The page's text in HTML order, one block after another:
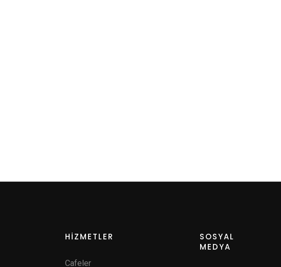
HİZMETLER
Cafeler
SOSYAL
MEDYA